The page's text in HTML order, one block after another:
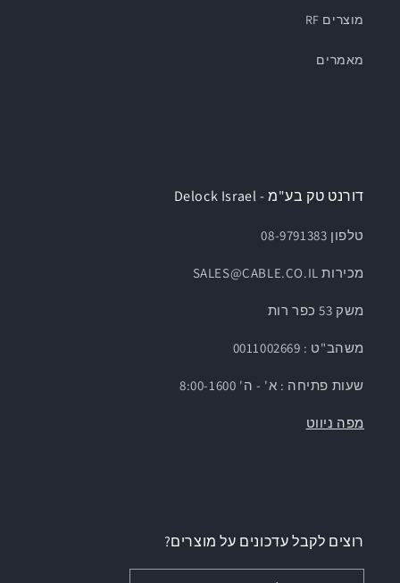
מוצרים RF
מאמרים
דורנט טק בע"מ - Delock Israel
טלפון 08-9791383
מכירות SALES@CABLE.CO.IL
משק 53 כפר רות
משהב"ט : 0011002669
שעות פתיחה : א' - ה' 8:00-1600
מפה ניווט
רוצים לקבל עדכונים על מוצרים?